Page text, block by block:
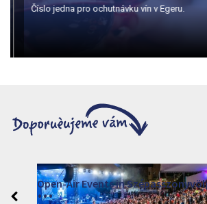
Číslo jedna pro ochutnávku vín v Egeru.
Open-Air Events in Szépasszonyvölgy